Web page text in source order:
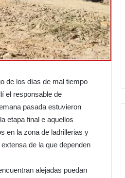
de los días de mal tiempo
el responsable de
pasada estuvieron
etapa final e aquellos
en la zona de ladrillerias y
de la que dependen
alejadas puedan